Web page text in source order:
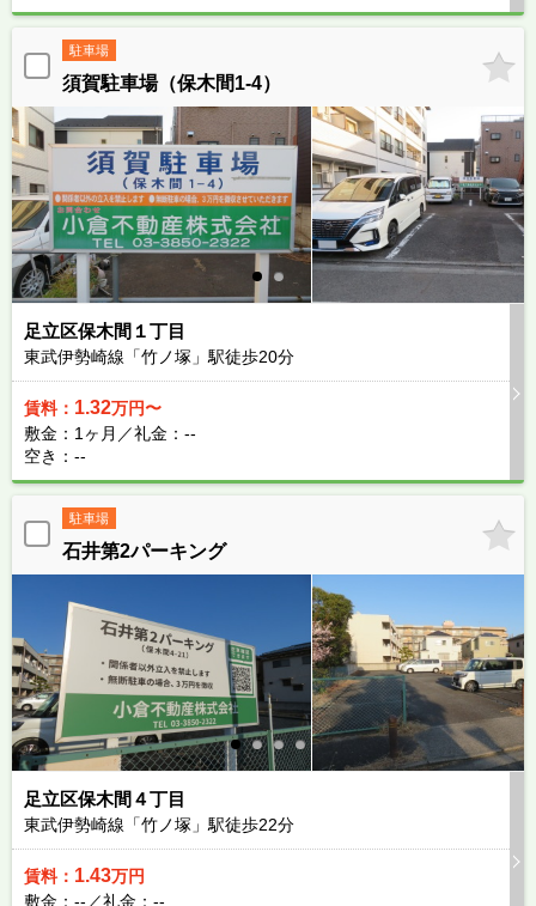
駐車場
須賀駐車場（保木間1-4）
足立区保木間１丁目
東武伊勢崎線「竹ノ塚」駅徒歩20分
賃料： 1.32万円〜
敷金：1ヶ月／礼金：--
空き：--
駐車場
石井第2パーキング
足立区保木間４丁目
東武伊勢崎線「竹ノ塚」駅徒歩22分
賃料： 1.43万円
敷金：--／礼金：--